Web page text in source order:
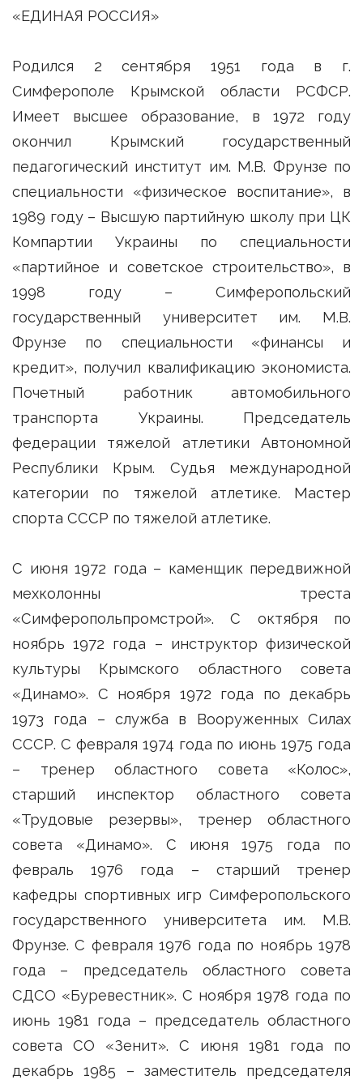
«ЕДИНАЯ РОССИЯ»
Родился 2 сентября 1951 года в г.
Симферополе Крымской области РСФСР.
Имеет высшее образование, в 1972 году
окончил Крымский государственный
педагогический институт им. М.В. Фрунзе по
специальности «физическое воспитание», в
1989 году – Высшую партийную школу при ЦК
Компартии Украины по специальности
«партийное и советское строительство», в
1998 году – Симферопольский
государственный университет им. М.В.
Фрунзе по специальности «финансы и
кредит», получил квалификацию экономиста.
Почетный работник автомобильного
транспорта Украины. Председатель
федерации тяжелой атлетики Автономной
Республики Крым. Судья международной
категории по тяжелой атлетике. Мастер
спорта СССР по тяжелой атлетике.
С июня 1972 года – каменщик передвижной
мехколонны треста
«Симферопольпромстрой». С октября по
ноябрь 1972 года – инструктор физической
культуры Крымского областного совета
«Динамо». С ноября 1972 года по декабрь
1973 года – служба в Вооруженных Силах
СССР. С февраля 1974 года по июнь 1975 года
– тренер областного совета «Колос»,
старший инспектор областного совета
«Трудовые резервы», тренер областного
совета «Динамо». С июня 1975 года по
февраль 1976 года – старший тренер
кафедры спортивных игр Симферопольского
государственного университета им. М.В.
Фрунзе. С февраля 1976 года по ноябрь 1978
года – председатель областного совета
СДСО «Буревестник». С ноября 1978 года по
июнь 1981 года – председатель областного
совета СО «Зенит». С июня 1981 года по
декабрь 1985 – заместитель председателя